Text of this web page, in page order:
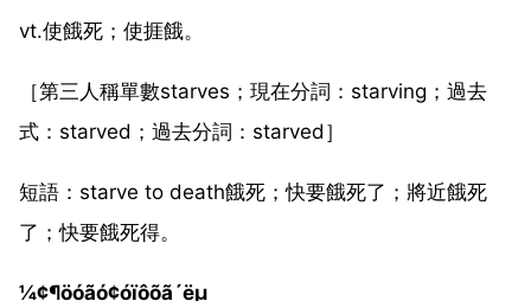
vt.使餓死；使捱餓。
［第三人稱單數starves；現在分詞：starving；過去
式：starved；過去分詞：starved］
短語：starve to death餓死；快要餓死了；將近餓死
了；快要餓死得。
¼¢¶öóãó¢óïôõã´ëµ